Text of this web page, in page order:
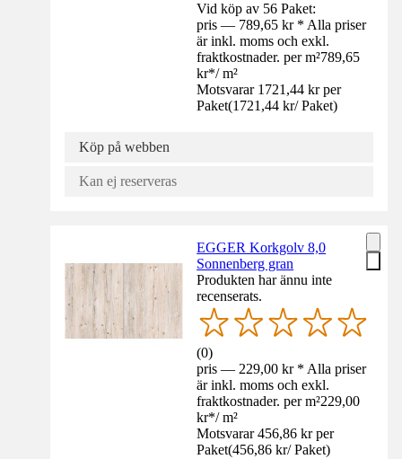
Vid köp av 56 Paket:
pris — 789,65 kr * Alla priser
är inkl. moms och exkl.
fraktkostnader. per m²789,65
kr*/ m²
Motsvarar 1721,44 kr per
Paket(1721,44 kr/ Paket)
Köp på webben
Kan ej reserveras
EGGER Korkgolv 8,0
Sonnenberg gran
Produkten har ännu inte
recenserats.
(0)
pris — 229,00 kr * Alla priser
är inkl. moms och exkl.
fraktkostnader. per m²229,00
kr*/ m²
Motsvarar 456,86 kr per
Paket(456,86 kr/ Paket)